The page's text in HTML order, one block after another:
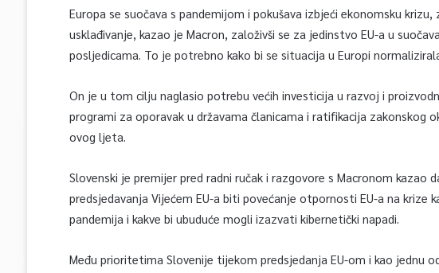
Europa se suočava s pandemijom i pokušava izbjeći ekonomsku
usklađivanje, kazao je Macron, založivši se za jedinstvo EU-a u
posljedicama. To je potrebno kako bi se situacija u Europi
On je u tom cilju naglasio potrebu većih investicija u razvoj i
programi za oporavak u državama članicama i ratifikacija zakonskog
ovog ljeta.
Slovenski je premijer pred radni ručak i razgovore s Macronom kazao
predsjedavanja Vijećem EU-a biti povećanje otpornosti EU-a na krize
pandemija i kakve bi ubuduće mogli izazvati kibernetički napadi.
Među prioritetima Slovenije tijekom predsjedanja EU-om i kao jednu